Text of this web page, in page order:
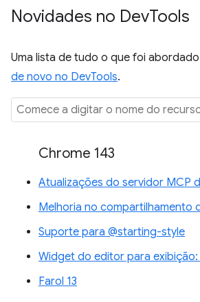
Novidades no DevTools
Uma lista de tudo o que foi
de novo no DevTools.
Chrome 143
Atualizações do servidor MCP
Melhoria no compartilhamento
Suporte para @starting-style
Widget do editor para exibição:
Farol 13